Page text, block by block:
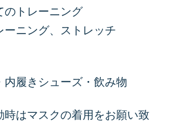
のトレーニング
ーニング、ストレッチ
内履きシューズ・飲み物
はマスクの着用をお願い致